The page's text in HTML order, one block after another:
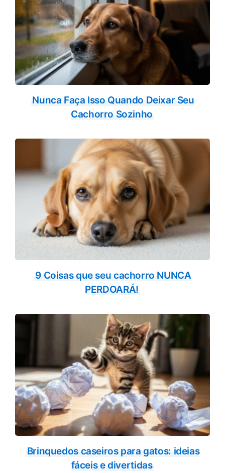
Nunca Faça Isso Quando Deixar Seu
Cachorro Sozinho
9 Coisas que seu cachorro NUNCA
PERDOARÁ!
Brinquedos caseiros para gatos: ideias
fáceis e divertidas